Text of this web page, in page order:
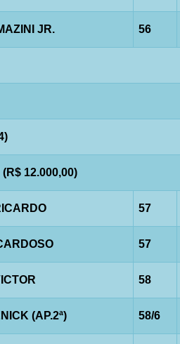
JR. 56
12.000,00)
57
57
58
(AP.2ª) 58/6